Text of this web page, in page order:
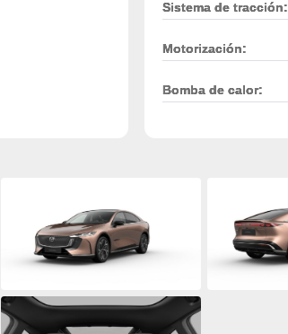
Sistema de tracción:
Motorización:
Bomba de calor: